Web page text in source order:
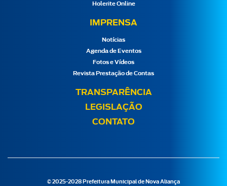
Holerite Online
IMPRENSA
Notícias
Agenda de Eventos
Fotos e Vídeos
Revista Prestação de Contas
TRANSPARÊNCIA
LEGISLAÇÃO
CONTATO
© 2025-2028 Prefeitura Municipal de Nova Aliança